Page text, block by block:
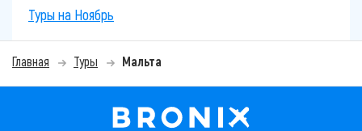
Туры на Ноябрь
Главная Туры Мальта